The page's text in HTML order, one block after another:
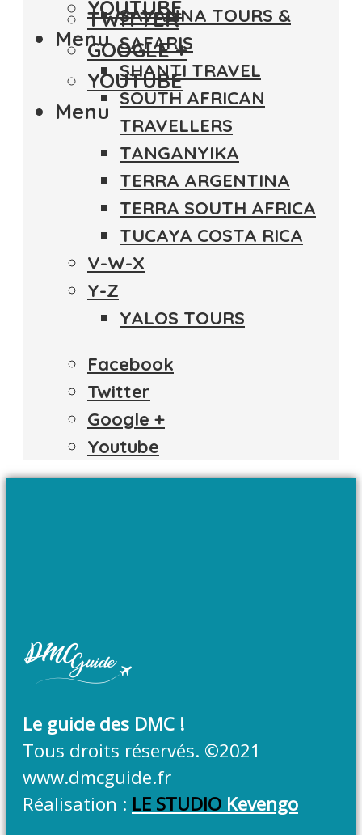
YOUTUBE
Menu
TWITTER
GOOGLE +
YOUTUBE
Menu
SAVANNA TOURS &
SAFARIS
SHANTI TRAVEL
SOUTH AFRICAN
TRAVELLERS
TANGANYIKA
TERRA ARGENTINA
TERRA SOUTH AFRICA
TUCAYA COSTA RICA
V-W-X
Y-Z
YALOS TOURS
Facebook
Twitter
Google +
Youtube
Le guide des DMC !
Tous droits réservés. ©2021
www.dmcguide.fr
Réalisation : LE STUDIO Kevengo